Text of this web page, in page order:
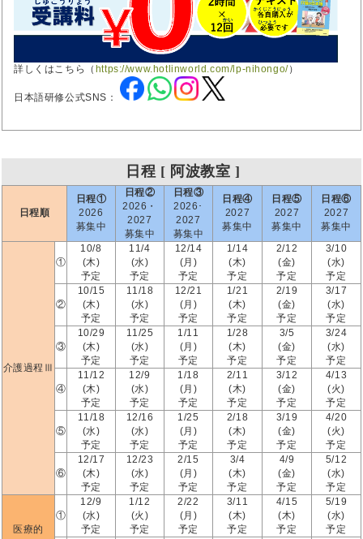
詳しくはこちら（ https://www.hotlinworld.com/lp-nihongo/）
日本語研修公式SNS：
日程 [ 阿波教室 ]
日程順
日程①
2026
募集中
日程②
2026・
2027
募集中
日程③
2026･
2027
募集中
日程④
2027
募集中
日程⑤
2027
募集中
日程⑥
2027
募集中
介護過程Ⅲ
①
10/8
(木)
予定
11/4
(水)
予定
12/14
(月)
予定
1/14
(木)
予定
2/12
(金)
予定
3/10
(水)
予定
②
10/15
(木)
予定
11/18
(水)
予定
12/21
(月)
予定
1/21
(木)
予定
2/19
(金)
予定
3/17
(水)
予定
③
10/29
(木)
予定
11/25
(水)
予定
1/11
(月)
予定
1/28
(木)
予定
3/5
(金)
予定
3/24
(水)
予定
④
11/12
(木)
予定
12/9
(水)
予定
1/18
(月)
予定
2/11
(木)
予定
3/12
(金)
予定
4/13
(火)
予定
⑤
11/18
(水)
予定
12/16
(水)
予定
1/25
(月)
予定
2/18
(木)
予定
3/19
(金)
予定
4/20
(火)
予定
⑥
12/17
(木)
予定
12/23
(水)
予定
2/15
(月)
予定
3/4
(木)
予定
4/9
(金)
予定
5/12
(水)
予定
医療的
①
12/9
(水)
予定
1/12
(火)
予定
2/22
(月)
予定
3/11
(木)
予定
4/15
(木)
予定
5/19
(水)
予定